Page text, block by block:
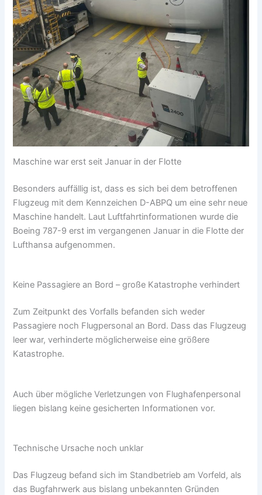
Maschine war erst seit Januar in der Flotte
Besonders auffällig ist, dass es sich bei dem betroffenen
Flugzeug mit dem Kennzeichen D-ABPQ um eine sehr neue
Maschine handelt. Laut Luftfahrtinformationen wurde die
Boeing 787-9 erst im vergangenen Januar in die Flotte der
Lufthansa aufgenommen.
Keine Passagiere an Bord – große Katastrophe verhindert
Zum Zeitpunkt des Vorfalls befanden sich weder
Passagiere noch Flugpersonal an Bord. Dass das Flugzeug
leer war, verhinderte möglicherweise eine größere
Katastrophe.
Auch über mögliche Verletzungen von Flughafenpersonal
liegen bislang keine gesicherten Informationen vor.
Technische Ursache noch unklar
Das Flugzeug befand sich im Standbetrieb am Vorfeld, als
das Bugfahrwerk aus bislang unbekannten Gründen